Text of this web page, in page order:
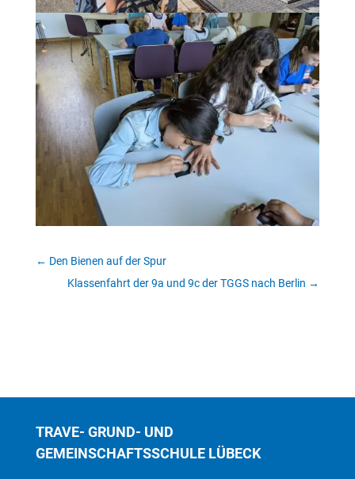
← Den Bienen auf der Spur
Klassenfahrt der 9a und 9c der TGGS nach Berlin →
TRAVE- GRUND- UND
GEMEINSCHAFTSSCHULE LÜBECK